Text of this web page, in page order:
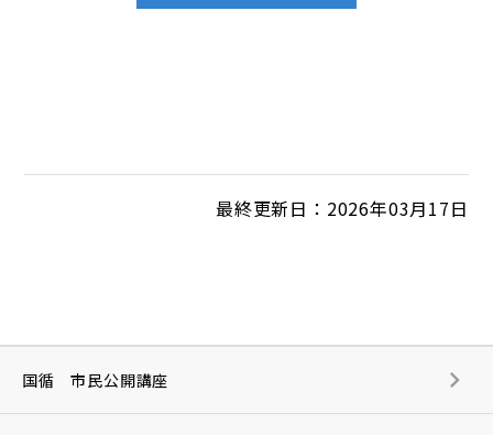
最終更新日：2026年03月17日
国循 市民公開講座